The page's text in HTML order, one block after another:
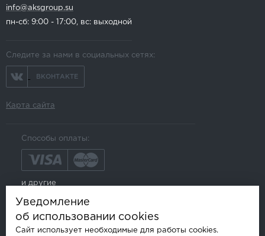
info@aksgroup.su
пн-сб: 9:00 - 17:00, вс: выходной
Следите за нами в социальных сетях:
ВКОНТАКТЕ
Карта сайта
Способы оплаты:
и другие
Уведомление
об использовании cookies
Сайт использует необходимые для работы cookies.